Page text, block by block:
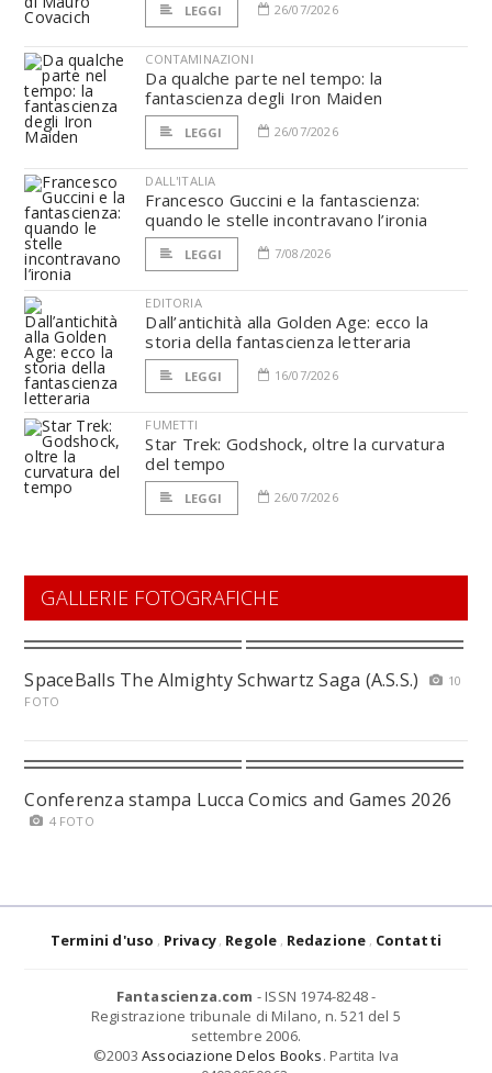
LEGGI 26/07/2026
CONTAMINAZIONI
Da qualche parte nel tempo: la
fantascienza degli Iron Maiden
LEGGI 26/07/2026
DALL'ITALIA
Francesco Guccini e la fantascienza:
quando le stelle incontravano l’ironia
LEGGI 7/08/2026
EDITORIA
Dall’antichità alla Golden Age: ecco la
storia della fantascienza letteraria
LEGGI 16/07/2026
FUMETTI
Star Trek: Godshock, oltre la curvatura
del tempo
LEGGI 26/07/2026
GALLERIE FOTOGRAFICHE
SpaceBalls The Almighty Schwartz Saga (A.S.S.)
10
FOTO
Conferenza stampa Lucca Comics and Games 2026
4 FOTO
Termini d'uso Privacy Regole Redazione Contatti
Fantascienza.com - ISSN 1974-8248 -
Registrazione tribunale di Milano, n. 521 del 5
settembre 2006.
©2003 Associazione Delos Books. Partita Iva